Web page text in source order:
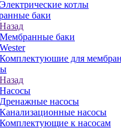
Электрические котлы
баки
Назад
Мембранные баки
Wester
Комплектуюшие для
Назад
Насосы
Дренажные насосы
Канализационные насосы
Комплектующие к насосам